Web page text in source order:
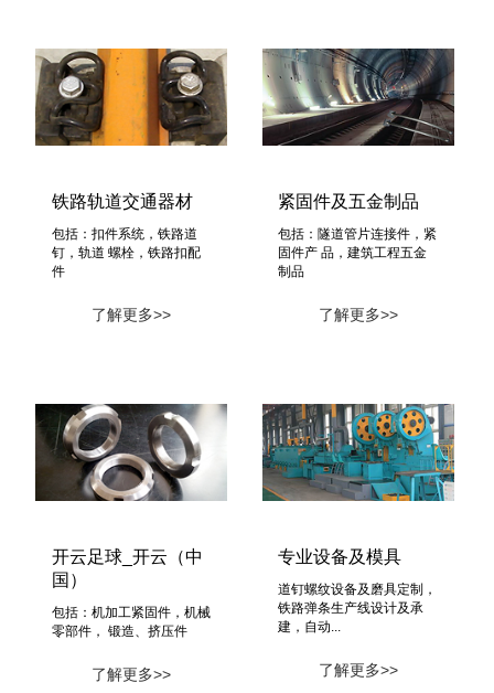
铁路轨道交通器材
包括：扣件系统，铁路道
钉，轨道 螺栓，铁路扣配
件
了解更多>>
紧固件及五金制品
包括：隧道管片连接件，紧
固件产 品，建筑工程五金
制品
了解更多>>
开云足球_开云（中
国）
包括：机加工紧固件，机械
零部件， 锻造、挤压件
了解更多>>
专业设备及模具
道钉螺纹设备及磨具定制，
铁路弹条生产线设计及承
建，自动...
了解更多>>